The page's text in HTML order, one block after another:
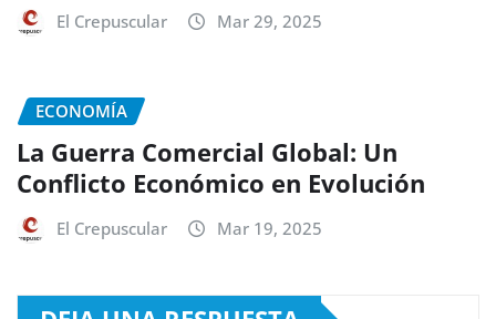
El Crepuscular Mar 29, 2025
ECONOMÍA
La Guerra Comercial Global: Un
Conflicto Económico en Evolución
El Crepuscular Mar 19, 2025